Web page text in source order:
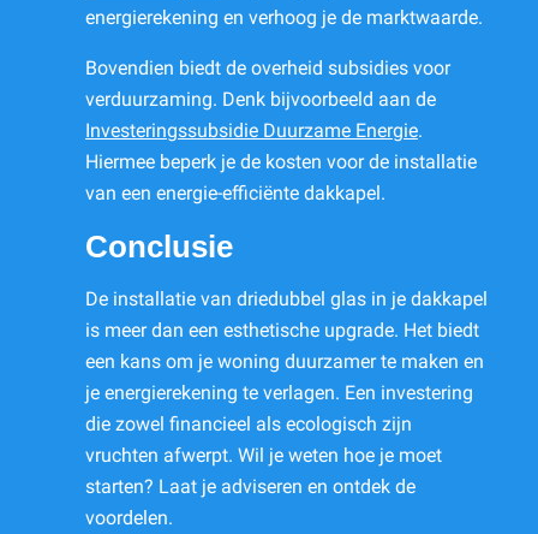
energierekening en verhoog je de marktwaarde.
Bovendien biedt de overheid subsidies voor
verduurzaming. Denk bijvoorbeeld aan de
Investeringssubsidie Duurzame Energie.
Hiermee beperk je de kosten voor de installatie
van een energie-efficiënte dakkapel.
Conclusie
De installatie van driedubbel glas in je dakkapel
is meer dan een esthetische upgrade. Het biedt
een kans om je woning duurzamer te maken en
je energierekening te verlagen. Een investering
die zowel financieel als ecologisch zijn
vruchten afwerpt. Wil je weten hoe je moet
starten? Laat je adviseren en ontdek de
voordelen.